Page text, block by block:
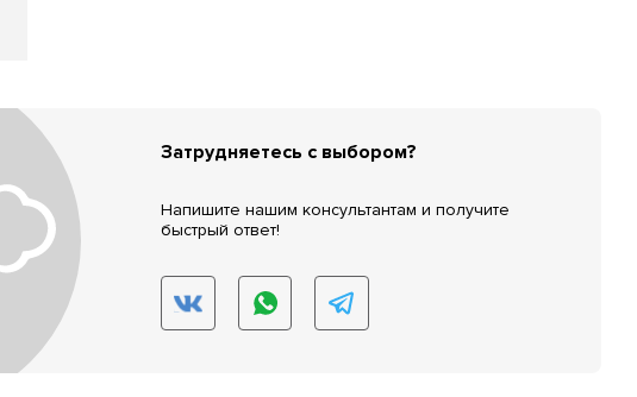
Затрудняетесь с выбором?
Напишите нашим консультантам и получите
быстрый ответ!